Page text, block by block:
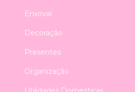
Enxoval
Decoração
Presentes
Organização